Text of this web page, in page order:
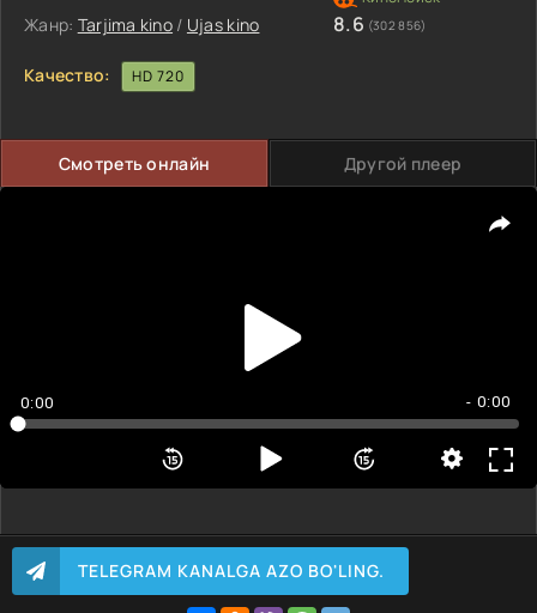
Жанр: Tarjima kino / Ujas kino 8.6 (302 856)
Качество: HD 720
Смотреть онлайн Другой плеер
0:00 - 0:00
TELEGRAM KANALGA AZO BO'LING.